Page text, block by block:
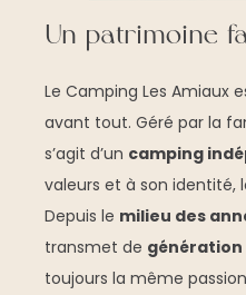
Un patrimoine
Le Camping Les Amiaux
avant tout. Géré par la
s’agit d’un camping
valeurs et à son identité,
Depuis le milieu des
transmet de
toujours la même